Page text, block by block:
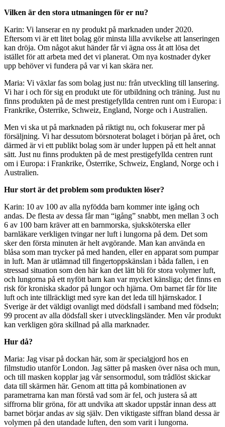
Vilken är den stora utmaningen för er nu?
Karin: Vi lanserar en ny produkt på marknaden under 2020.
Eftersom vi är ett litet bolag gör minsta lilla avvikelse att lanseringen
kan dröja. Om något akut händer får vi ägna oss åt att lösa det
istället för att arbeta med det vi planerat. Om nya kostnader dyker
upp behöver vi fundera på var vi kan skära ner.
Maria: Vi växlar fas som bolag just nu: från utveckling till lansering.
Vi har i och för sig en produkt ute för utbildning och träning. Just nu
finns produkten på de mest prestigefyllda centren runt om i Europa: i
Frankrike, Österrike, Schweiz, England, Norge och i Australien.
Men vi ska ut på marknaden på riktigt nu, och fokuserar mer på
försäljning. Vi har dessutom börsnoterat bolaget i början på året, och
därmed är vi ett publikt bolag som är under luppen på ett helt annat
sätt. Just nu finns produkten på de mest prestigefyllda centren runt
om i Europa: i Frankrike, Österrike, Schweiz, England, Norge och i
Australien.
Hur stort är det problem som produkten löser?
Karin: 10 av 100 av alla nyfödda barn kommer inte igång och
andas. De flesta av dessa får man “igång” snabbt, men mellan 3 och
6 av 100 barn kräver att en barnmorska, sjuksköterska eller
barnläkare verkligen tvingar ner luft i lungorna på dem. Det som
sker den första minuten är helt avgörande. Man kan använda en
blåsa som man trycker på med handen, eller en apparat som pumpar
in luft. Man är utlämnad till fingertoppskänslan i båda fallen, i en
stressad situation som den här kan det lätt bli för stora volymer luft,
och lungorna på ett nyfött barn kan var mycket känsliga; det finns en
risk för kroniska skador på lungor och hjärna. Om barnet får för lite
luft och inte tillräckligt med syre kan det leda till hjärnskador. I
Sverige är det väldigt ovanligt med dödsfall i samband med födseln;
99 procent av alla dödsfall sker i utvecklingsländer. Men vår produkt
kan verkligen göra skillnad på alla marknader.
Hur då?
Maria: Jag visar på dockan här, som är specialgjord hos en
filmstudio utanför London. Jag sätter på masken över näsa och mun,
och till masken kopplar jag vår sensormodul, som trådlöst skickar
data till skärmen här. Genom att titta på kombinationen av
parametrarna kan man förstå vad som är fel, och justera så att
siffrorna blir gröna, för att undvika att skador uppstår innan dess att
barnet börjar andas av sig själv. Den viktigaste siffran bland dessa är
volymen på den utandade luften, den som varit i lungorna.